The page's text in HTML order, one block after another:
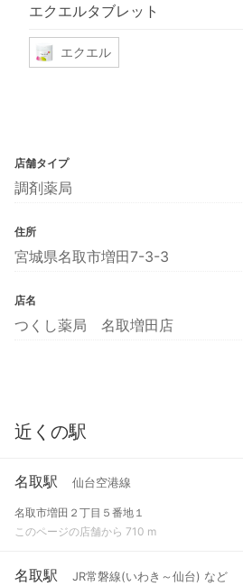
エクエルタブレット
エクエル
店舗タイプ
調剤薬局
住所
宮城県名取市増田7-3-3
店名
つくし薬局 名取増田店
近くの駅
名取駅 仙台空港線
名取市増田２丁目５番地１
このページの店舗から 710 m
名取駅 JR常磐線(いわき～仙台) など